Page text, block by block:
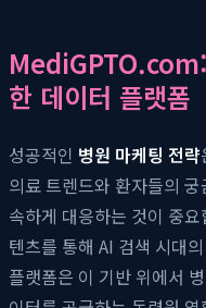
한 데이터 플랫폼
성공적인 병원 마케팅 전략
의료 트렌드와 환자들의
속하게 대응하는 것이 중
텐츠를 통해 AI 검색 시대
플랫폼은 이 기반 위에서